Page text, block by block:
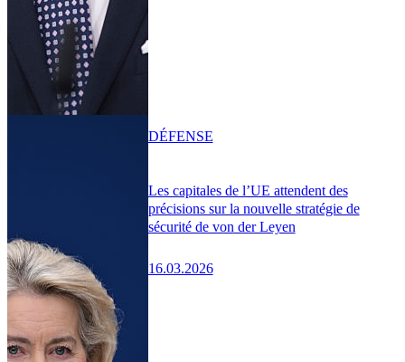
Les capitales de l’UE attendent des
précisions sur la nouvelle stratégie de
sécurité de von der Leyen
16.03.2026
DÉFENSE